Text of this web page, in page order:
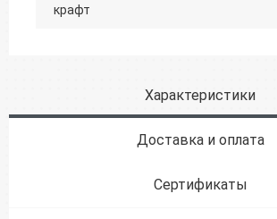
крафт
Характеристики
Доставка и оплата
Сертификаты